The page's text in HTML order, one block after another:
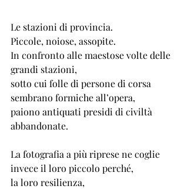
Le stazioni di provincia.
Piccole, noiose, assopite.
In confronto alle maestose volte delle
grandi stazioni,
sotto cui folle di persone di corsa
sembrano formiche all’opera,
paiono antiquati presidi di civiltà
abbandonate.
La fotografia a più riprese ne coglie
invece il loro piccolo perché,
la loro resilienza,